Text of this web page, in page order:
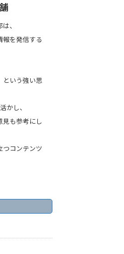
、
を発信する
という強い思
かし、
見も参考にし
つコンテンツ